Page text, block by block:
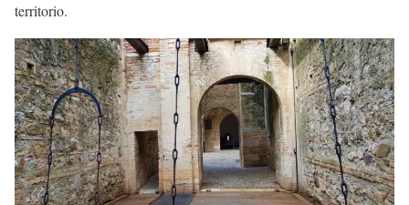
territorio.